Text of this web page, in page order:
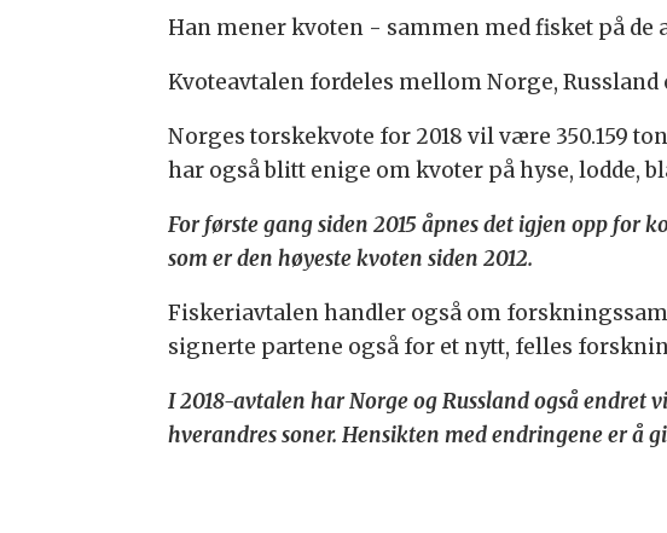
Han mener kvoten - sammen med fisket på
Kvoteavtalen fordeles mellom Norge,
Norges torskekvote for 2018 vil være 350.159
har også blitt enige om kvoter på hyse, lodde,
For første gang siden 2015 åpnes det igjen opp for
som er den høyeste kvoten siden 2012.
Fiskeriavtalen handler også om
signerte partene også for et nytt, felles
I 2018-avtalen har Norge og Russland også
hverandres soner. Hensikten med endringene er å